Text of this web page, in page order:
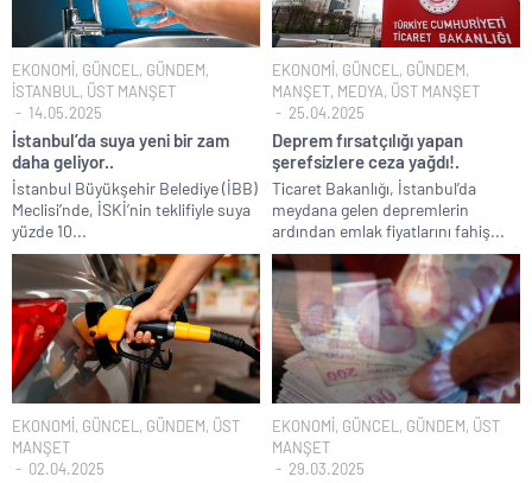
İngilizler 12. adamları Özgür Özel’i hazırlama telâşına düştü!.
Uğur Mumcu dosyası 33 yıl sonra yeniden açılıyor..
CHP Lideri Kılıçdaoğlu’ndan Terörsüz Türkiye sürecine destek
açıklaması..
Denize döktüğümüz(!) Yunanların ekonomisini şaha kaldırdık!.
TÜİK sipariş enflasyon oranlarını açıkladı!.
TÜİK kira zam oranını yüzde 31 olarak açıkladı..
EKONOMİ, GÜNCEL , GÜNDEM,
İSTANBUL , ÜST MANŞET
14.05.2025
İstanbul’da suya yeni bir zam
daha geliyor..
İstanbul Büyükşehir Belediye (İBB)
Meclisi’nde, İSKİ’nin teklifiyle suya
yüzde 10...
EKONOMİ, GÜNCEL , GÜNDEM,
MANŞET, MEDYA, ÜST MANŞET
25.04.2025
Deprem fırsatçılığı yapan
şerefsizlere ceza yağdı!.
Ticaret Bakanlığı, İstanbul’da
meydana gelen depremlerin
ardından emlak fiyatlarını fahiş...
EKONOMİ, GÜNCEL , GÜNDEM, ÜST
MANŞET
02.04.2025
EKONOMİ, GÜNCEL , GÜNDEM, ÜST
MANŞET
29.03.2025